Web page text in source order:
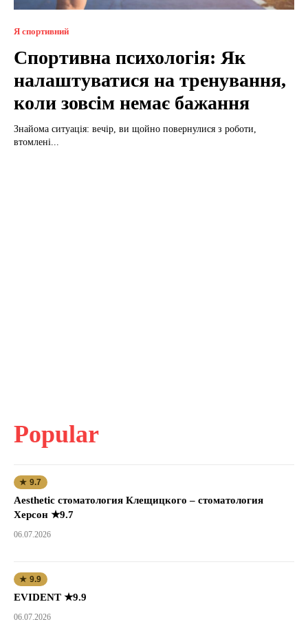
Я спортивний
Спортивна психологія: Як
налаштуватися на тренування,
коли зовсім немає бажання
Знайома ситуація: вечір, ви щойно повернулися з роботи,
втомлені...
Popular
★ 9.7
Aesthetic стоматология Клещицкого – стоматология
Херсон ★9.7
06.07.2026
★ 9.9
EVIDENT ★9.9
06.07.2026